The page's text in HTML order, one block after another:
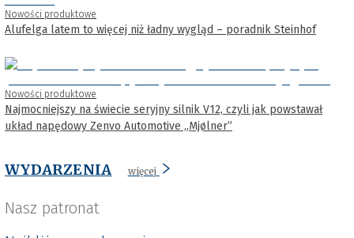
Nowości produktowe
Alufelga latem to więcej niż ładny wygląd – poradnik Steinhof
Nowości produktowe
Najmocniejszy na świecie seryjny silnik V12, czyli jak powstawał
układ napędowy Zenvo Automotive „Mjølner”
WYDARZENIA więcej
Nasz patronat